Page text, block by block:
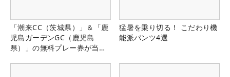
「潮来CC（茨城県）」＆「鹿
児島ガーデンGC（鹿児島
県）」の無料プレー券が当た
猛暑を乗り切る！ こだわり機
能派パンツ4選